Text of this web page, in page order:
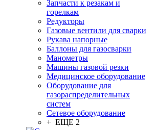
Запчасти к резакам и
горелкам
Редукторы
Газовые вентили для сварки
Рукава напорные
Баллоны для газосварки
Манометры
Машины газовой резки
Медицинское оборудование
Оборудование для
газораспределительных
систем
Сетевое оборудование
+ ЕЩЕ 2